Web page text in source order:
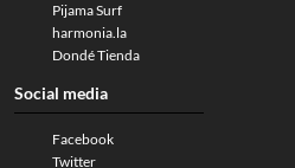
Pijama Surf
harmonia.la
Dondé Tienda
Social media
Facebook
Twitter